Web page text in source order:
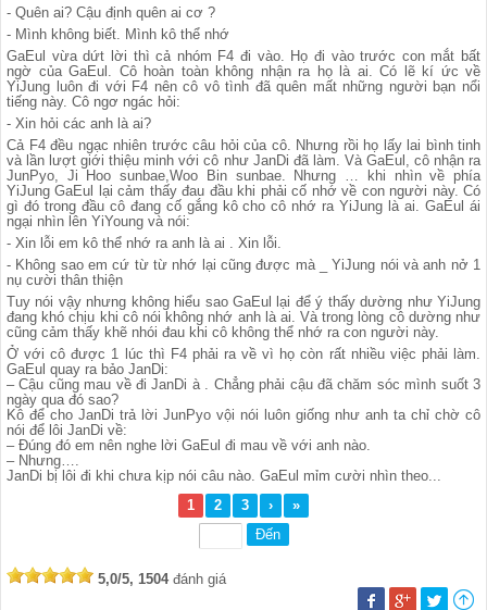
- Quên ai? Cậu định quên ai cơ ?
- Mình không biết. Mình kô thể nhớ
GaEul vừa dứt lời thì cả nhóm F4 đi vào. Họ đi vào trước con mắt bất
ngờ của GaEul. Cô hoàn toàn không nhận ra họ là ai. Có lẽ kí ức về
YiJung luôn đi với F4 nên cô vô tình đã quên mất những người bạn nổi
tiếng này. Cô ngơ ngác hỏi:
- Xin hỏi các anh là ai?
Cả F4 đều ngạc nhiên trước câu hỏi của cô. Nhưng rồi họ lấy lai bình tinh
và lần lượt giới thiệu minh với cô như JanDi đã làm. Và GaEul, cô nhận ra
JunPyo, Ji Hoo sunbae,Woo Bin sunbae. Nhưng … khi nhìn về phía
YiJung GaEul lại cảm thấy đau đầu khi phải cố nhớ về con người này. Có
gì đó trong đầu cô đang cố gắng kô cho cô nhớ ra YiJung là ai. GaEul ái
ngại nhìn lên YiYoung và nói:
- Xin lỗi em kô thể nhớ ra anh là ai . Xin lỗi.
- Không sao em cứ từ từ nhớ lại cũng được mà _ YiJung nói và anh nở 1
nụ cười thân thiện
Tuy nói vậy nhưng không hiểu sao GaEul lại để ý thấy dường như YiJung
đang khó chịu khi cô nói không nhớ anh là ai. Và trong lòng cô dường như
cũng cảm thấy khẽ nhói đau khi cô không thể nhớ ra con người này.
Ở với cô được 1 lúc thì F4 phải ra về vì họ còn rất nhiều việc phải làm.
GaEul quay ra bảo JanDi:
– Cậu cũng mau về đi JanDi à . Chẳng phải cậu đã chăm sóc mình suốt 3
ngày qua đó sao?
Kô để cho JanDi trả lời JunPyo vội nói luôn giống như anh ta chỉ chờ cô
nói để lôi JanDi về:
– Đúng đó em nên nghe lời GaEul đi mau về với anh nào.
– Nhưng….
JanDi bị lôi đi khi chưa kịp nói câu nào. GaEul mỉm cười nhìn theo...
1
2 3 › »
5,0/5, 1504đánh giá